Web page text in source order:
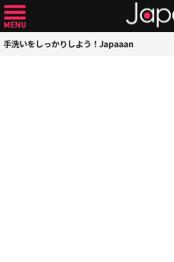
手洗いをしっかりしよう！Japaaan